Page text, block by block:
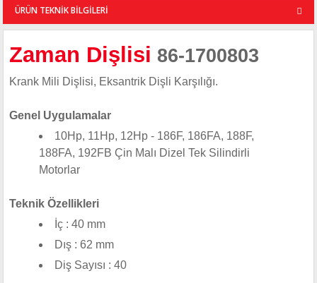
ÜRÜN TEKNİK BİLGİLERİ
Zaman Dişlisi 86-1700803
Krank Mili Dişlisi, Eksantrik Dişli Karşılığı.
Genel Uygulamalar
10Hp, 11Hp, 12Hp - 186F, 186FA, 188F,
188FA, 192FB Çin Malı Dizel Tek Silindirli
Motorlar
Teknik Özellikleri
İç : 40 mm
Dış : 62 mm
Diş Sayısı : 40